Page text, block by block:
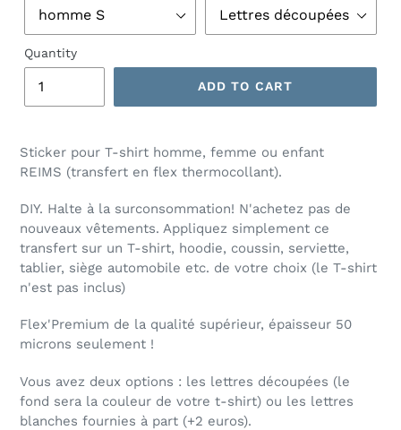
Quantity
ADD TO CART
Sticker pour T-shirt homme, femme ou enfant
REIMS (transfert en flex thermocollant).
DIY. Halte à la surconsommation! N'achetez pas de
nouveaux vêtements. Appliquez simplement ce
transfert sur un T-shirt, hoodie, coussin, serviette,
tablier, siège automobile etc. de votre choix (le T-shirt
n'est pas inclus)
Flex'Premium de la qualité supérieur, épaisseur 50
microns seulement !
Vous avez deux options : les lettres découpées (le
fond sera la couleur de votre t-shirt) ou les lettres
blanches fournies à part (+2 euros).